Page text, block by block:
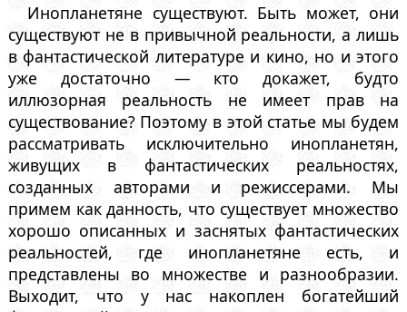
Инопланетяне существуют. Быть может, они
существуют не в привычной реальности, а лишь
в фантастической литературе и кино, но и этого
уже достаточно — кто докажет, будто
иллюзорная реальность не имеет прав на
существование? Поэтому в этой статье мы будем
рассматривать исключительно инопланетян,
живущих в фантастических реальностях,
созданных авторами и режиссерами. Мы
примем как данность, что существует множество
хорошо описанных и заснятых фантастических
реальностей, где инопланетяне есть, и
представлены во множестве и разнообразии.
Выходит, что у нас накоплен богатейший